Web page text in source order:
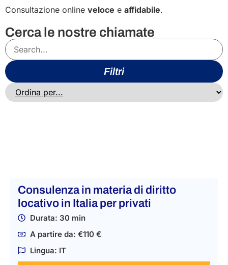
Consultazione online veloce e affidabile.
Cerca le nostre chiamate
Filtri
Consulenza in materia di diritto
locativo in Italia per privati
Durata: 30 min
A partire da: €110 €
Lingua: IT